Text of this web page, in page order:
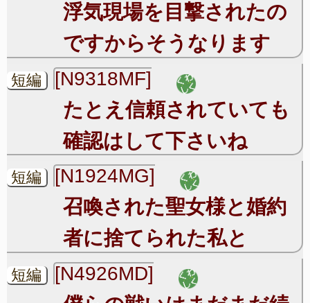
浮気現場を目撃されたの
ですからそうなります
短編 [N9318MF]
たとえ信頼されていても
確認はして下さいね
短編 [N1924MG]
召喚された聖女様と婚約
者に捨てられた私と
短編 [N4926MD]